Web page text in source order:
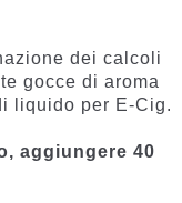
dei calcoli
gocce di aroma
liquido per E-Cig.
aggiungere 40